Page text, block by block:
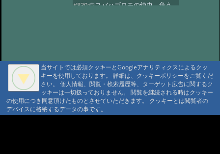
#830:ウスバハゴロモの幼虫、危う
#827:渋谷富ヶ谷でネマガリダケ
@ '25 6/22 14:18
#826: 使用電力量最少
記録達成!
@ '25 6/20 20:13
#825:停電 地域1580戸 @ '25 5/7 13:28
当サイトでは必須クッキーとGoogleアナリティクスによるクッ
キーを使用しております。 詳細は、クッキーポリシーをご覧くだ
さい。 個人情報、閲覧・検索履歴等、ターゲット広告に関するク
ッキーは一切扱っておりません。 閲覧を継続される時はクッキー
の使用につき同意頂けたものとさせていただきます。 クッキーとは閲覧者の
デバイスに格納するデータの事です。